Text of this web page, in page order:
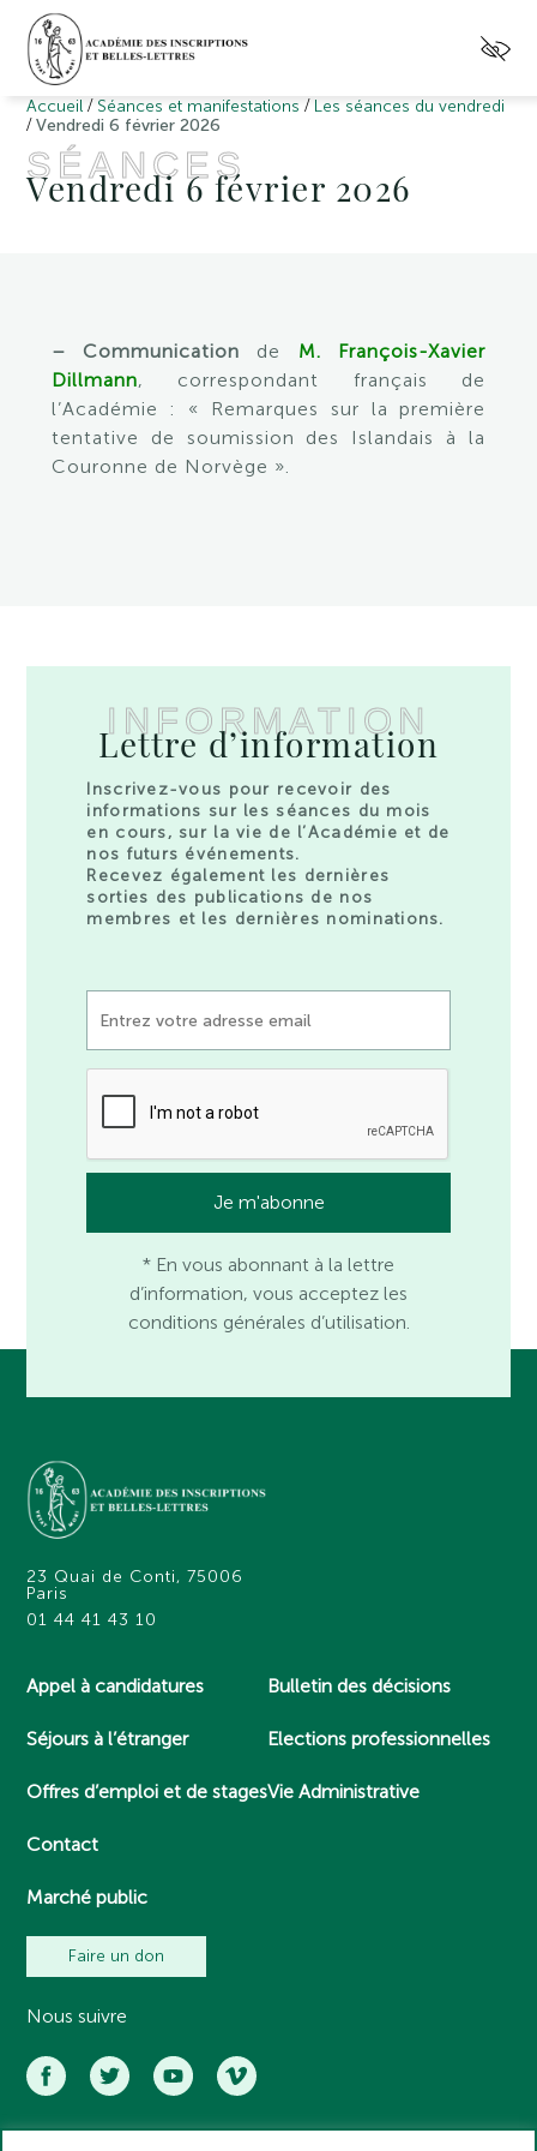
Accueil / Séances et manifestations / Les séances du vendredi
/Vendredi 6 février 2026
SÉANCES
Vendredi 6 février 2026
– Communication de
M. François-Xavier
Dillmann, correspondant français de
l’Académie : « Remarques sur la première
tentative de soumission des Islandais à la
Couronne de Norvège ».
INFORMATION
Lettre d’information
Inscrivez-vous pour recevoir des
informations sur les séances du mois
en cours, sur la vie de l’Académie et de
nos futurs événements.
Recevez également les dernières
sorties des publications de nos
membres et les dernières nominations.
* En vous abonnant à la lettre
d’information, vous acceptez les
conditions générales d’utilisation.
23 Quai de Conti, 75006
Paris
01 44 41 43 10
Appel à candidatures
Séjours à l’étranger
Offres d’emploi et de stages
Contact
Marché public
Bulletin des décisions
Elections professionnelles
Vie Administrative
Faire un don
Nous suivre